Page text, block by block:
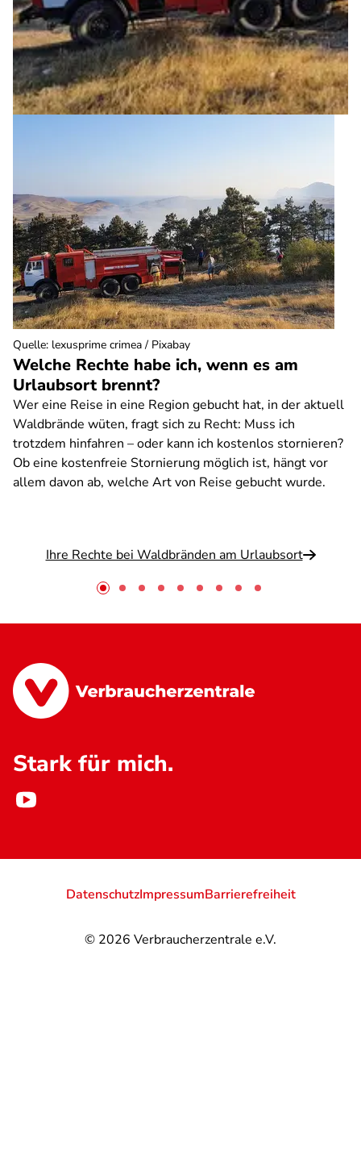
Welche Rechte habe ich, wenn es am
Urlaubsort brennt?
Wer eine Reise in eine Region gebucht hat, in der aktuell
Waldbrände wüten, fragt sich zu Recht: Muss ich
trotzdem hinfahren – oder kann ich kostenlos stornieren?
Ob eine kostenfreie Stornierung möglich ist, hängt vor
allem davon ab, welche Art von Reise gebucht wurde.
Ihre Rechte bei Waldbränden am Urlaubsort
Quelle: lexusprime crimea / Pixabay
Stark für mich.
© 2026 Verbraucherzentrale e.V.
DatenschutzImpressumBarrierefreiheit